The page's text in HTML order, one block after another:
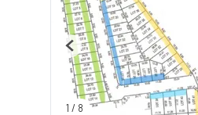
1 / 8
Previous